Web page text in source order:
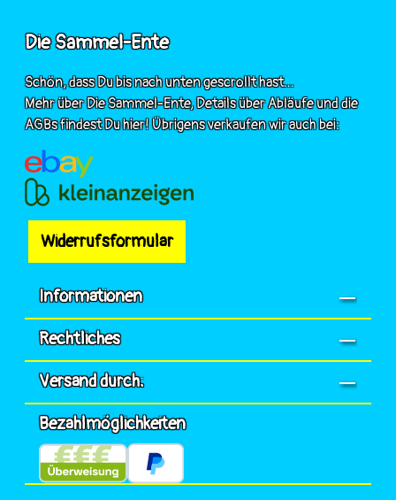
Die Sammel-Ente
Schön, dass Du bis nach unten gescrollt hast...
Mehr über Die Sammel-Ente, Details über Abläufe und die
AGBs findest Du hier! Übrigens verkaufen wir auch bei:
Widerrufsformular
Informationen
Rechtliches
Versand durch:
Bezahlmöglichkeiten